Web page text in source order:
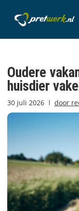
Oudere
huisdier
30 juli 2026 door